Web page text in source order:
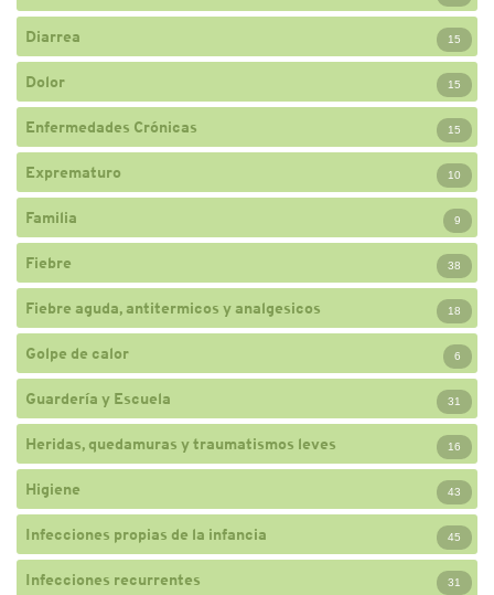
Diarrea 15
Dolor 15
Enfermedades Crónicas 15
Exprematuro 10
Familia 9
Fiebre 38
Fiebre aguda, antitermicos y analgesicos 18
Golpe de calor 6
Guardería y Escuela 31
Heridas, quedamuras y traumatismos leves 16
Higiene 43
Infecciones propias de la infancia 45
Infecciones recurrentes 31